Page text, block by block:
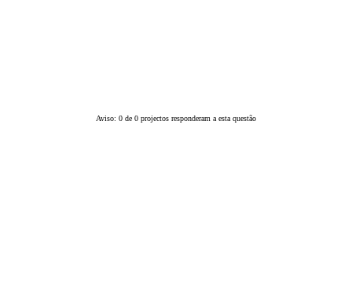
Aviso: 0 de 0 projectos responderam a esta questão